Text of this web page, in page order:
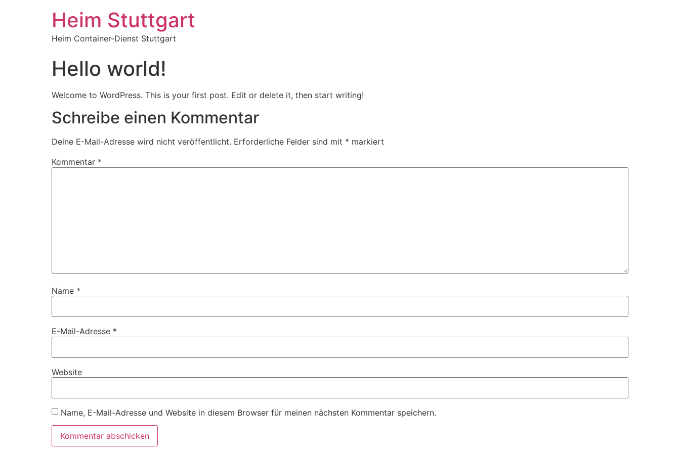
Heim Stuttgart
Heim Container-Dienst Stuttgart
Hello world!
Welcome to WordPress. This is your first post. Edit or delete it, then start writing!
Schreibe einen Kommentar
Deine E-Mail-Adresse wird nicht veröffentlicht. Erforderliche Felder sind mit * markiert
Kommentar *
Name *
E-Mail-Adresse *
Website
Name, E-Mail-Adresse und Website in diesem Browser für meinen nächsten Kommentar speichern.